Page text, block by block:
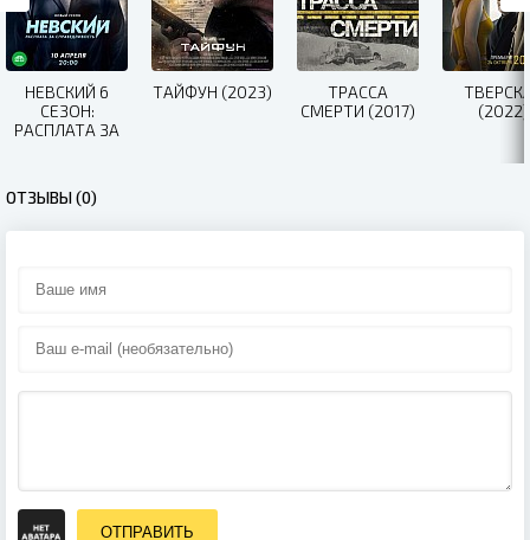
НЕВСКИЙ 6
СЕЗОН:
РАСПЛАТА ЗА
ТАЙФУН (2023)
ТРАССА
СМЕРТИ (2017)
(2022)
ОТЗЫВЫ (0)
ОТПРАВИТЬ